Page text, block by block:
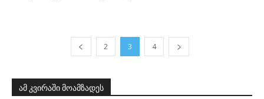
2 3 4
ამ კვირაში მოამზადეს